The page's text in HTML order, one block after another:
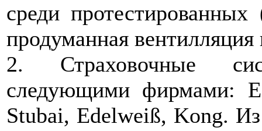
среди
продуманная
2. Страховочные
следующими фирмами:
Stubai, Edelweiß, Kong.